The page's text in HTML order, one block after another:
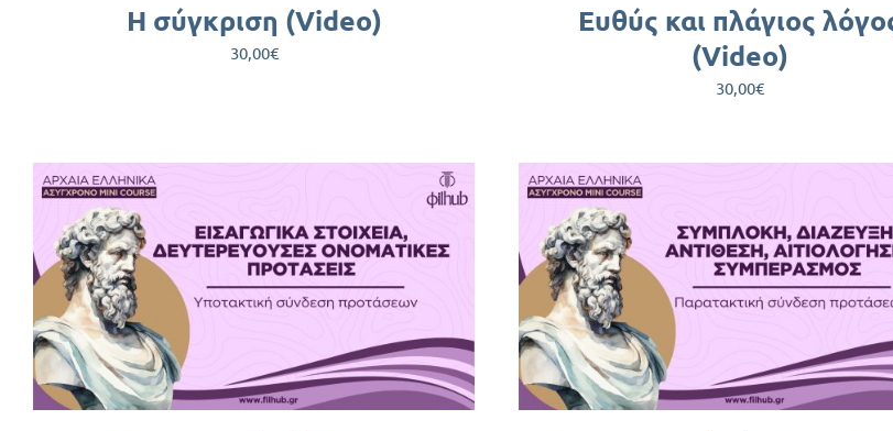
Η σύγκριση (Video)
30,00€
Ευθύς και πλάγιος
(Video)
30,00€
ΠΡΟΣΘΉΚΗ ΣΤΟ ΚΑΛΆΘΙ / ΛΕΠΤΟΜΈΡΕΙΕΣ ΠΡΟΣΘΉΚΗ ΣΤΟ ΚΑΛΆΘΙ /